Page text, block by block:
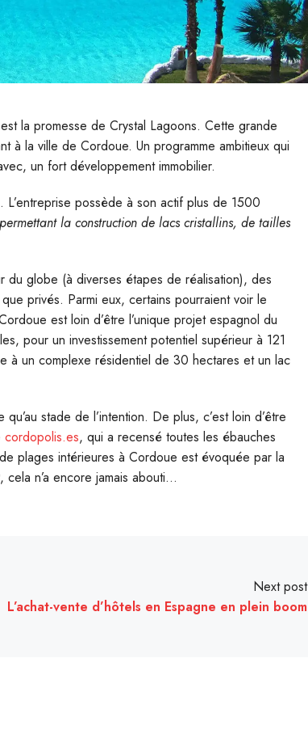
la promesse de Crystal Lagoons. Cette grande
à la ville de Cordoue. Un programme ambitieux qui
un fort développement immobilier.
L’entreprise possède à son actif plus de 1500
la construction de lacs cristallins, de tailles
du globe (à diverses étapes de réalisation), des
privés. Parmi eux, certains pourraient voir le
est loin d’être l’unique projet espagnol du
pour un investissement potentiel supérieur à 121
à un complexe résidentiel de 30 hectares et un lac
stade de l’intention. De plus, c’est loin d’être
cordopolis.es, qui a recensé toutes les ébauches
plages intérieures à Cordoue est évoquée par la
n’a encore jamais abouti…
Next post
L’achat-vente d’hôtels en Espagne en plein boom